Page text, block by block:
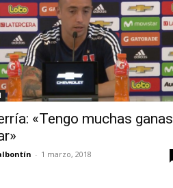
«Tengo muchas ganas
- 1 marzo, 2018